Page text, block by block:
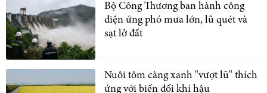
Bộ Công Thương ban hành công
điện ứng phó mưa lớn, lũ quét và
sạt lở đất
Nuôi tôm càng xanh "vượt lũ" thích
ứng với biến đổi khí hậu